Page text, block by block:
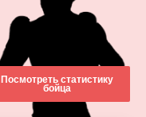
Посмотреть статистику
бойца